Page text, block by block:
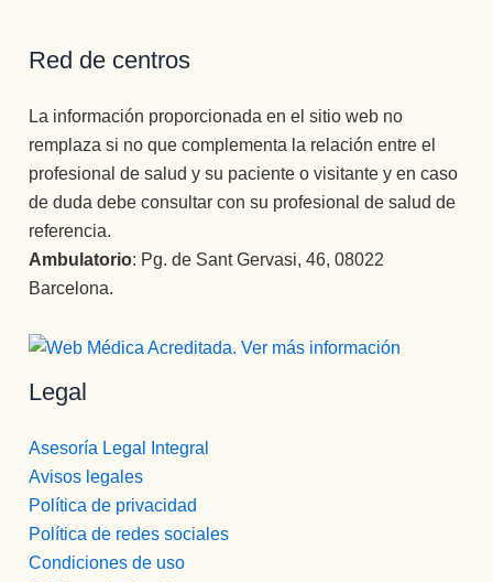
Red de centros
La información proporcionada en el sitio web no
remplaza si no que complementa la relación entre el
profesional de salud y su paciente o visitante y en caso
de duda debe consultar con su profesional de salud de
referencia.
Ambulatorio: Pg. de Sant Gervasi, 46, 08022
Barcelona.
Legal
Asesoría Legal Integral
Avisos legales
Política de privacidad
Política de redes sociales
Condiciones de uso